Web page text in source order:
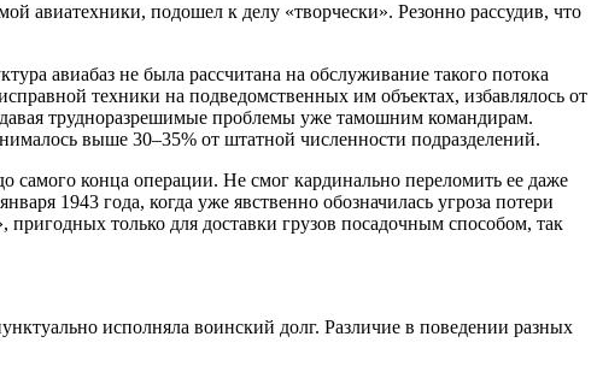
авиатехники, подошел к делу «творчески». Резонно рассудив, что
авиабаз не была рассчитана на обслуживание такого потока
техники на подведомственных им объектах, избавлялось от
трудноразрешимые проблемы уже тамошним командирам.
выше 30–35% от штатной численности подразделений.
самого конца операции. Не смог кардинально переломить ее даже
1943 года, когда уже явственно обозначилась угроза потери
только для доставки грузов посадочным способом, так
исполняла воинский долг. Различие в поведении разных